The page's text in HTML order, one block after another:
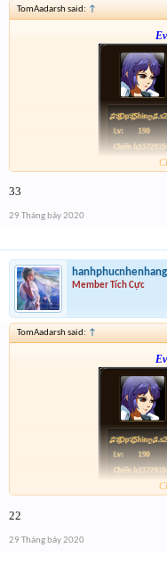
TomAadarsh said: ↑
33
29 Tháng bảy 2020
hanhphucnhenhang
Member Tích Cực
TomAadarsh said: ↑
22
29 Tháng bảy 2020